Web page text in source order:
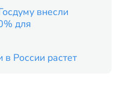
внесли
для
России растет